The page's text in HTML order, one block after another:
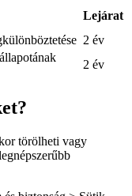
Lejárat
2 év
2 év
törölheti vagy